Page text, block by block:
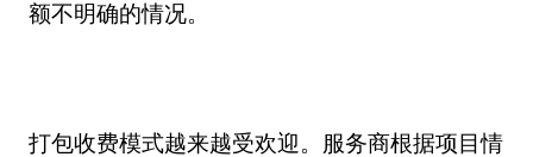
额不明确的情况。
打包收费模式越来越受欢迎。服务商根据项目情